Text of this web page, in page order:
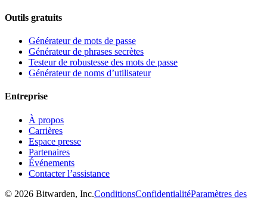
Outils gratuits
Générateur de mots de passe
Générateur de phrases secrètes
Testeur de robustesse des mots de passe
Générateur de noms d’utilisateur
Entreprise
À propos
Carrières
Espace presse
Partenaires
Événements
Contacter l’assistance
© 2026 Bitwarden, Inc.ConditionsConfidentialitéParamètres des